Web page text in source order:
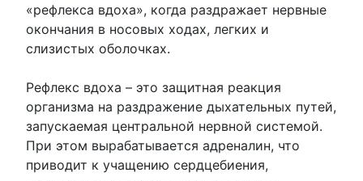
«рефлекса вдоха», когда раздражает нервные
окончания в носовых ходах, легких и
слизистых оболочках.
Рефлекс вдоха – это защитная реакция
организма на раздражение дыхательных путей,
запускаемая центральной нервной системой.
При этом вырабатывается адреналин, что
приводит к учащению сердцебиения,